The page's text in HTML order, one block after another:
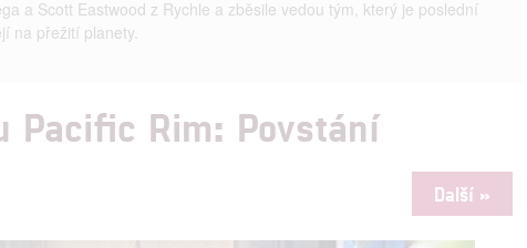
a Scott Eastwood z Rychle a zběsile vedou tým, který je poslední
na přežití planety.
Pacific Rim: Povstání
Další »